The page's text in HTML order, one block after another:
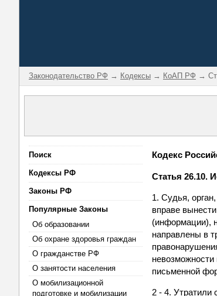
Законодательство РФ → Кодексы → КоАП РФ →
Поиск
Кодексы РФ
Законы РФ
Популярные Законы
Об образовании
Об охране здоровья граждан
О гражданстве РФ
О занятости населения
О мобилизационной
подготовке и мобилизации
Кодекс
Статья 26.10.
1. Судья,
вправе
(информации),
направлены в
невозможности
письменной
2 - 4. Утратили